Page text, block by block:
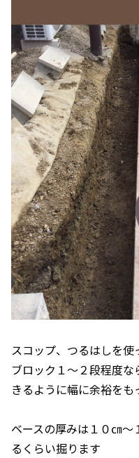
スコップ、つるはしを
ブロック１～２段程度
きるように幅に余裕をも
ベースの厚みは１０㎝
るくらい掘ります